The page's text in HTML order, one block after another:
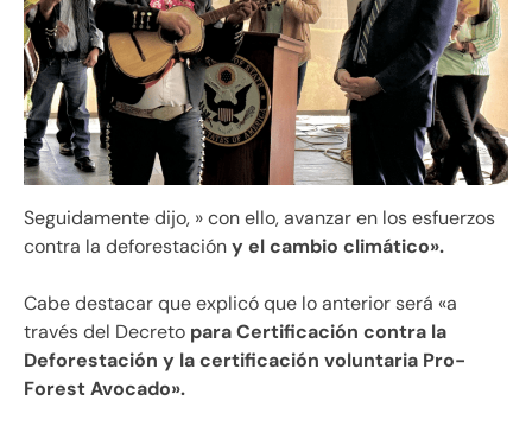
Seguidamente dijo, » con ello, avanzar en los esfuerzos
contra la deforestacióny el cambio climático».
Cabe destacar que explicó que lo anterior será «a
través del Decreto para Certificación contra la
Deforestación y la certificación voluntaria Pro-
Forest Avocado».